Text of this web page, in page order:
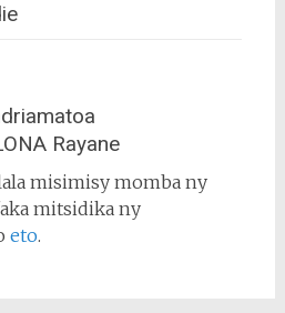
Rayane
misimisy momba ny
mitsidika ny
eto.